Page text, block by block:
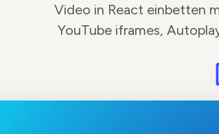
Video in React einbetten
YouTube iframes,